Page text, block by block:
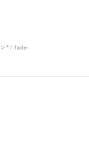
ン*/.fade-